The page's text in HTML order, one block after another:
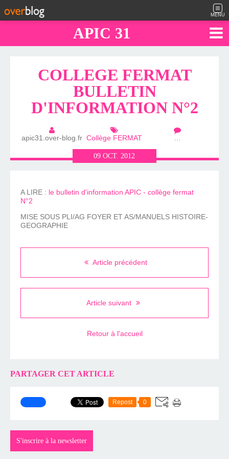
MENU
APIC 31
COLLEGE FERMAT
BULLETIN
D'INFORMATION N°2
apic31.over-blog.fr Collège FERMAT …
09OCT.2012
A LIRE : le bulletin d'information APIC - collège fermat
N°2
MISE SOUS PLI/AG FOYER ET AS/MANUELS HISTOIRE-
GEOGRAPHIE
Article précédent
Article suivant
Retour à l'accueil
PARTAGER CET ARTICLE
Repost 0
S'inscrire à la newsletter